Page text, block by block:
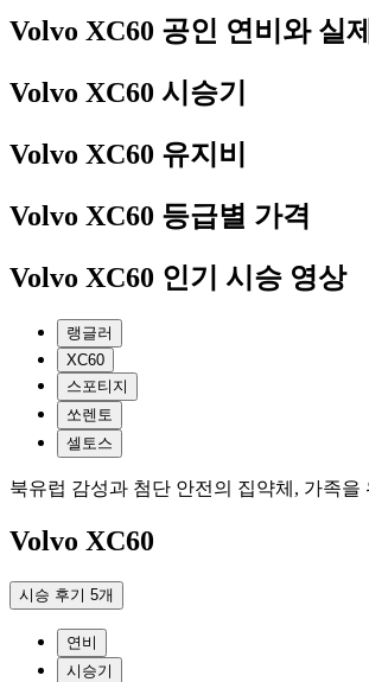
Volvo XC60 공인 연비와 실
Volvo XC60 시승기
Volvo XC60 유지비
Volvo XC60 등급별 가격
Volvo XC60 인기 시승 영상
랭글러
XC60
스포티지
쏘렌토
셀토스
북유럽 감성과 첨단 안전의 집약체, 가족을
Volvo XC60
시승 후기 5개
연비
시승기